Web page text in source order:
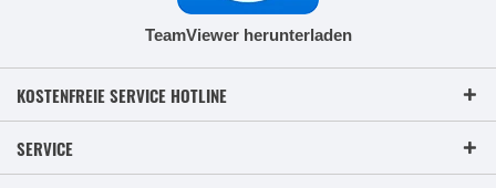
TeamViewer herunterladen
KOSTENFREIE SERVICE HOTLINE
SERVICE